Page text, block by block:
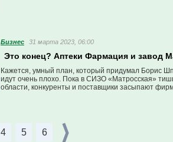
Бизнес 31 марта 2023, 06:00
Это конец? Аптеки Фармация и завод
Кажется, умный план, который придумал Борис
идут очень плохо. Пока в СИЗО «Матросская»
области, конкуренты и поставщики засыпают
4 5 6